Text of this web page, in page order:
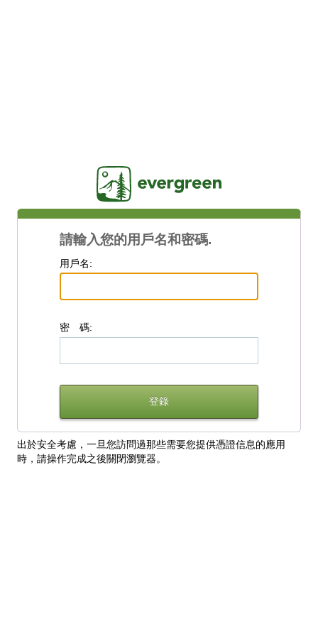
請輸入您的用戶名和密碼.
用戶名:
密 碼:
出於安全考慮，一旦您訪問過那些需要您提供憑證信息的應用
時，請操作完成之後關閉瀏覽器。